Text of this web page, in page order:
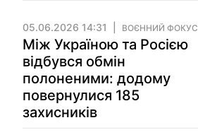
05.06.2026 14:31 ВОЄННИЙ ФОКУС
Між Україною та Росією
відбувся обмін
полоненими: додому
повернулися 185
захисників